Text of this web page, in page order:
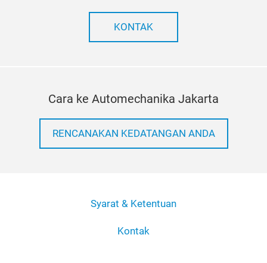
KONTAK
Cara ke Automechanika Jakarta
RENCANAKAN KEDATANGAN ANDA
Syarat & Ketentuan
Kontak